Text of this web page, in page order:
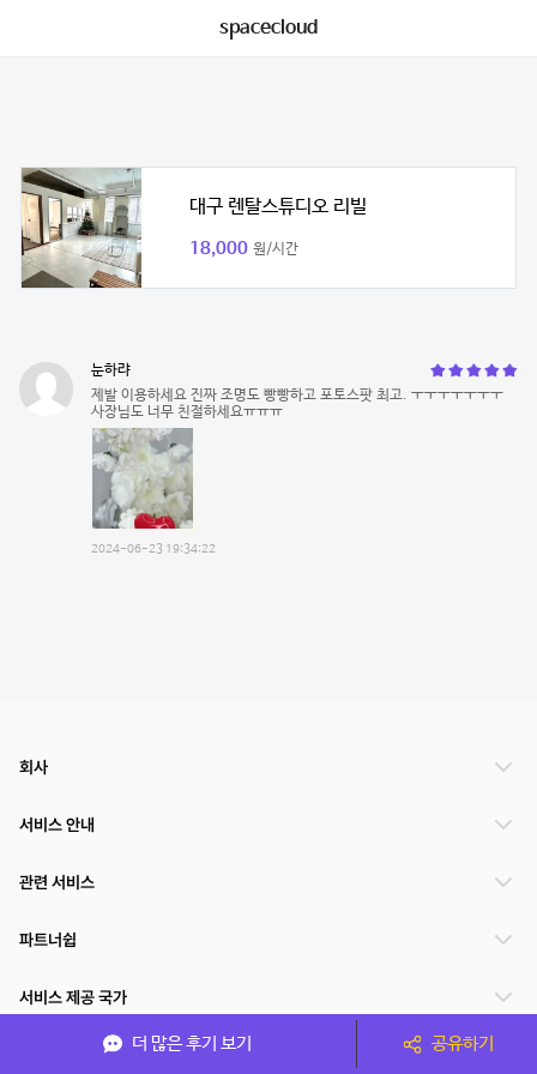
spacecloud
대구 렌탈스튜디오 리빌
18,000 원/시간
눈하랴
제발 이용하세요 진짜 조명도 빵빵하고 포토스팟 최고. ㅜㅜㅜㅜㅜㅜㅜ
사장님도 너무 친절하세요ㅠㅠㅠ
2024-06-23 19:34:22
더 많은 후기 보기 공유하기
회사
서비스 안내
관련 서비스
파트너쉽
서비스 제공 국가